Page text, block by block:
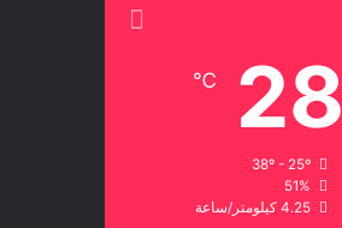
28
℃
38º - 25º
51%
4.25 كيلومتر/ساعة